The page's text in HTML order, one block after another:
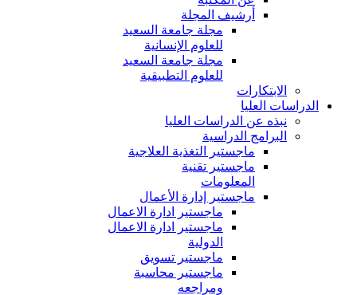
أرشيف المجلة
مجلة جامعة السعيد
للعلوم الإنسانية
مجلة جامعة السعيد
للعلوم التطبيقية
الابتكارات
الدراسات العليا
نبذه عن الدراسات العليا
البرامج الدراسية
ماجستير التغذية العلاجية
ماجستير تقنية
المعلومات
ماجستير إدارة الأعمال
ماجستير ادارة الاعمال
ماجستير ادارة الاعمال
الدولية
ماجستير تسويق
ماجستير محاسبة
ومراجعه